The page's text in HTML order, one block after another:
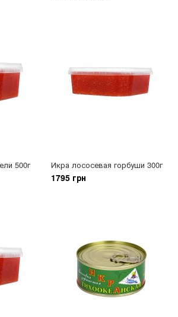
500г Икра лососевая горбуши 300г
1795 грн